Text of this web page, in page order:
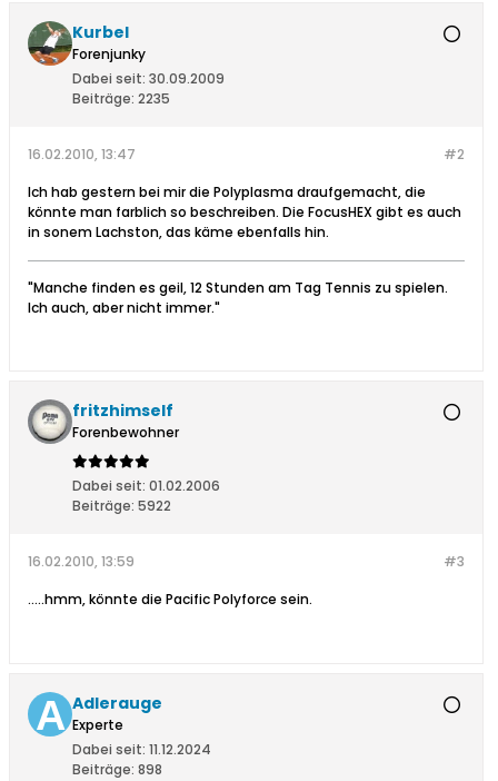
Kurbel
Forenjunky
Dabei seit: 30.09.2009
Beiträge: 2235
#2
16.02.2010, 13:47
Ich hab gestern bei mir die Polyplasma draufgemacht, die
könnte man farblich so beschreiben. Die FocusHEX gibt es auch
in sonem Lachston, das käme ebenfalls hin.
"Manche finden es geil, 12 Stunden am Tag Tennis zu spielen.
Ich auch, aber nicht immer."
fritzhimself
Forenbewohner
Dabei seit: 01.02.2006
Beiträge: 5922
#3
16.02.2010, 13:59
.....hmm, könnte die Pacific Polyforce sein.
Adlerauge
Experte
Dabei seit: 11.12.2024
Beiträge: 898